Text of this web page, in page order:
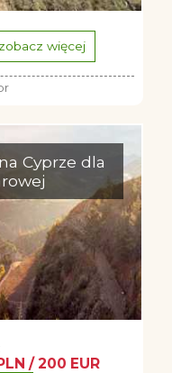
zobacz więcej
Cyprze dla
/ 200 EUR